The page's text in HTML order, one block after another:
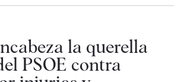
la querella
PSOE contra